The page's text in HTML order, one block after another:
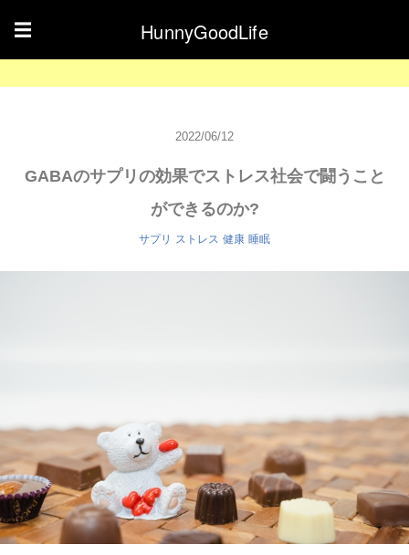
☰ HunnyGoodLife
2022/06/12
GABAのサプリの効果でストレス社会で闘うこと
ができるのか?
サプリ ストレス 健康 睡眠